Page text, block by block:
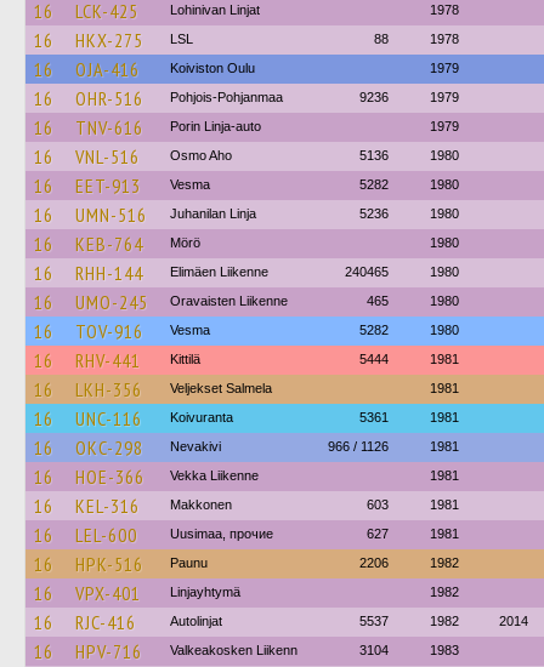
16 LCK-425 Lohinivan Linjat 1978
16 HKX-275 LSL 88 1978
16 OJA-416 Koiviston Oulu 1979
16 OHR-516 Pohjois-Pohjanmaa 9236 1979
16 TNV-616 Porin Linja-auto 1979
16 VNL-516 Osmo Aho 5136 1980
16 EET-913 Vesma 5282 1980
16 UMN-516 Juhanilan Linja 5236 1980
16 KEB-764 Mörö 1980
16 RHH-144 Elimäen Liikenne 240465 1980
16 UMO-245 Oravaisten Liikenne 465 1980
16 TOV-916 Vesma 5282 1980
16 RHV-441 Kittilä 5444 1981
16 LKH-356 Veljekset Salmela 1981
16 UNC-116 Koivuranta 5361 1981
16 OKC-298 Nevakivi 966 / 1126 1981
16 HOE-366 Vekka Liikenne 1981
16 KEL-316 Makkonen 603 1981
16 LEL-600 Uusimaa, прочие 627 1981
16 HPK-516 Paunu 2206 1982
16 VPX-401 Linjayhtymä 1982
16 RJC-416 Autolinjat 5537 1982 2014
16 HPV-716 Valkeakosken Liikenn 3104 1983